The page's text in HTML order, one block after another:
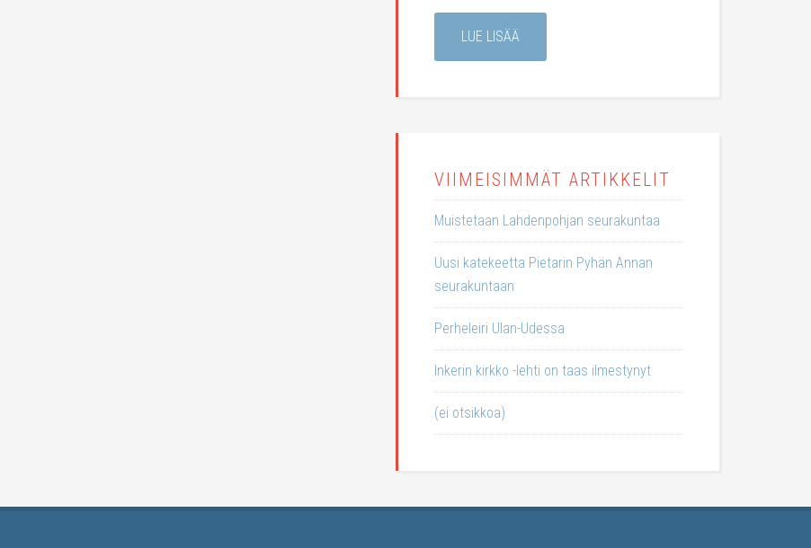
LUE LISÄÄ
VIIMEISIMMÄT ARTIKKELIT
Muistetaan Lahdenpohjan seurakuntaa
Uusi katekeetta Pietarin Pyhän Annan
seurakuntaan
Perheleiri Ulan-Udessa
Inkerin kirkko -lehti on taas ilmestynyt
(ei otsikkoa)